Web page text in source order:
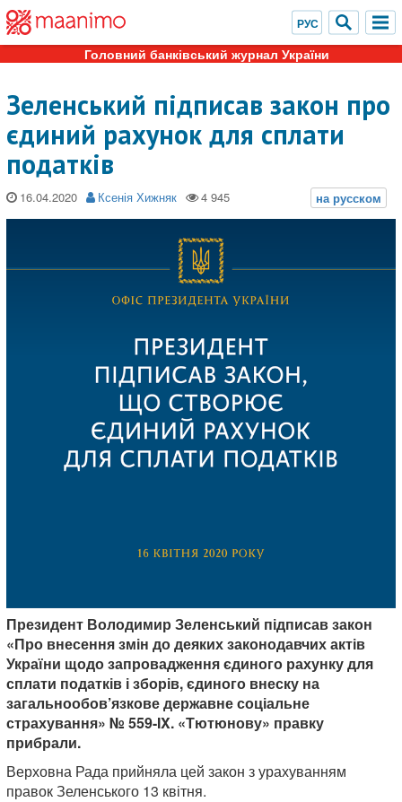
Головний банківський журнал України
Зеленський підписав закон про
єдиний рахунок для сплати
податків
16.04.2020 Ксенія Хижняк
Президент Володимир Зеленський підписав закон
«Про внесення змін до деяких законодавчих актів
України щодо запровадження єдиного рахунку для
сплати податків і зборів, єдиного внеску на
загальнообов’язкове державне соціальне
страхування» № 559-IX. «Тютюнову» правку
прибрали.
Верховна Рада прийняла цей закон з урахуванням
правок Зеленського 13 квітня.